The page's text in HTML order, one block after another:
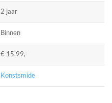
2 jaar
Binnen
€ 15.99,-
Konstsmide